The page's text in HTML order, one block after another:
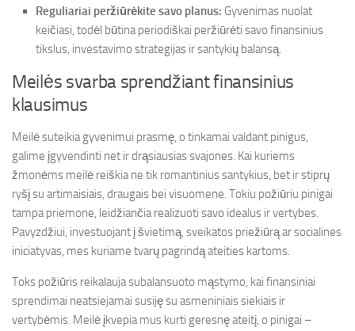
Reguliariai peržiūrėkite savo planus: Gyvenimas nuolat
keičiasi, todėl būtina periodiškai peržiūrėti savo finansinius
tikslus, investavimo strategijas ir santykių balansą.
Meilės svarba sprendžiant finansinius
klausimus
Meilė suteikia gyvenimui prasmę, o tinkamai valdant pinigus,
galime įgyvendinti net ir drąsiausias svajones. Kai kuriems
žmonėms meilė reiškia ne tik romantinius santykius, bet ir stiprų
ryšį su artimaisiais, draugais bei visuomene. Tokiu požiūriu pinigai
tampa priemone, leidžiančia realizuoti savo idealus ir vertybes.
Pavyzdžiui, investuojant į švietimą, sveikatos priežiūrą ar socialines
iniciatyvas, mes kuriame tvarų pagrindą ateities kartoms.
Toks požiūris reikalauja subalansuoto mąstymo, kai finansiniai
sprendimai neatsiejamai susiję su asmeniniais siekiais ir
vertybėmis. Meilė įkvepia mus kurti geresnę ateitį, o pinigai –